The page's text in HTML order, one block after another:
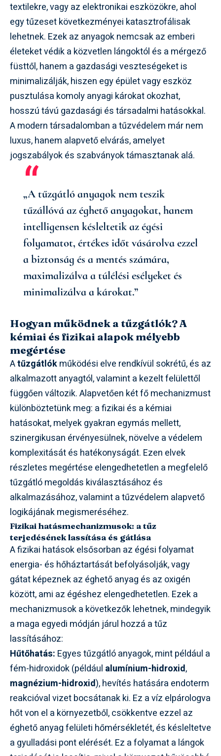
textilekre, vagy az elektronikai eszközökre, ahol
egy tűzeset következményei katasztrofálisak
lehetnek. Ezek az anyagok nemcsak az emberi
életeket védik a közvetlen lángoktól és a mérgező
füsttől, hanem a gazdasági veszteségeket is
minimalizálják, hiszen egy épület vagy eszköz
pusztulása komoly anyagi károkat okozhat,
hosszú távú gazdasági és társadalmi hatásokkal.
A modern társadalomban a tűzvédelem már nem
luxus, hanem alapvető elvárás, amelyet
jogszabályok és szabványok támasztanak alá.
„A tűzgátló anyagok nem teszik
tűzállóvá az éghető anyagokat, hanem
intelligensen késleltetik az égési
folyamatot, értékes időt vásárolva ezzel
a biztonság és a mentés számára,
maximalizálva a túlélési esélyeket és
minimalizálva a károkat.”
Hogyan működnek a tűzgátlók? A
kémiai és fizikai alapok mélyebb
megértése
Atűzgátlókműködési elve rendkívül sokrétű, és az
alkalmazott anyagtól, valamint a kezelt felülettől
függően változik. Alapvetően két fő mechanizmust
különböztetünk meg: a fizikai és a kémiai
hatásokat, melyek gyakran egymás mellett,
szinergikusan érvényesülnek, növelve a védelem
komplexitását és hatékonyságát. Ezen elvek
részletes megértése elengedhetetlen a megfelelő
tűzgátló megoldás kiválasztásához és
alkalmazásához, valamint a tűzvédelem alapvető
logikájának megismeréséhez.
Fizikai hatásmechanizmusok: a tűz
terjedésének lassítása és gátlása
A fizikai hatások elsősorban az égési folyamat
energia- és hőháztartását befolyásolják, vagy
gátat képeznek az éghető anyag és az oxigén
között, ami az égéshez elengedhetetlen. Ezek a
mechanizmusok a következők lehetnek, mindegyik
a maga egyedi módján járul hozzá a tűz
lassításához:
Hűtőhatás: Egyes tűzgátló anyagok, mint például a
fém-hidroxidok (például alumínium-hidroxid,
magnézium-hidroxid), hevítés hatására endoterm
reakcióval vizet bocsátanak ki. Ez a víz elpárologva
hőt von el a környezetből, csökkentve ezzel az
éghető anyag felületi hőmérsékletét, és késleltetve
a gyulladási pont elérését. Ez a folyamat a lángok